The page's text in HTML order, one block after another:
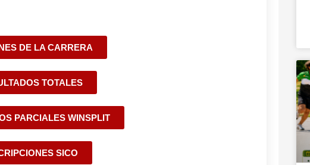
DE LA CARRERA
TOTALES
PARCIALES WINSPLIT
SICO